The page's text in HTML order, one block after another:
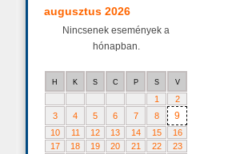
augusztus 2026
Nincsenek események a
hónapban.
H K S C P S V
1
2
3
4 5 6 7 8 9
10 11 12 13 14 15
16
17
18 19 20 21 22
23